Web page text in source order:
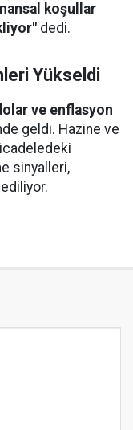
koşullar
dedi.
Yükseldi
ve enflasyon
geldi. Hazine ve
sinyalleri,